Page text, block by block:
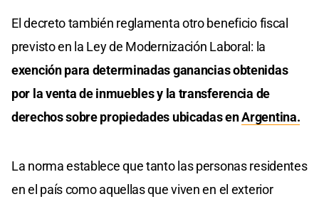
El decreto también reglamenta otro beneficio fiscal
previsto en la Ley de Modernización Laboral: la
exención para determinadas ganancias obtenidas
por la venta de inmuebles y la transferencia de
derechos sobre propiedades ubicadas enArgentina.
La norma establece que tanto las personas residentes
en el país como aquellas que viven en el exterior